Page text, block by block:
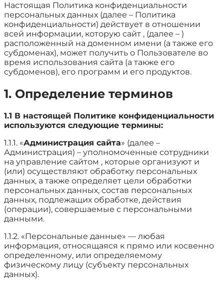
Настоящая Политика конфиденциальности
персональных данных (далее – Политика
конфиденциальности) действует в отношении
всей информации, которую сайт , (далее – )
расположенный на доменном имени (а также его
субдоменах), может получить о Пользователе во
время использования сайта (а также его
субдоменов), его программ и его продуктов.
1. Определение терминов
1.1 В настоящей Политике конфиденциальности
используются следующие термины:
1.1.1. «Администрация сайта» (далее –
Администрация) – уполномоченные сотрудники
на управление сайтом , которые организуют и
(или) осуществляют обработку персональных
данных, а также определяет цели обработки
персональных данных, состав персональных
данных, подлежащих обработке, действия
(операции), совершаемые с персональными
данными.
1.1.2. «Персональные данные» — любая
информация, относящаяся к прямо или косвенно
определенному, или определяемому
физическому лицу (субъекту персональных
данных).